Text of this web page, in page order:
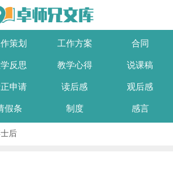
策划 工作方案 合同
反思 教学心得 说课稿
申请 读后感 观后感
假条 制度 感言
后